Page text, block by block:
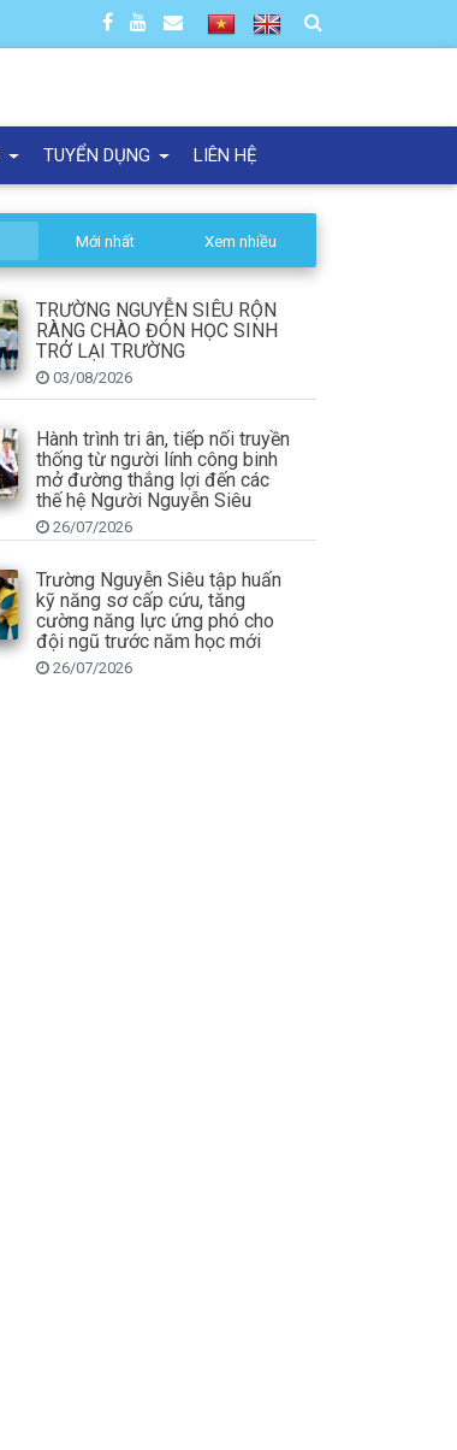
TUYỂN DỤNG LIÊN HỆ
Mới nhất Xem nhiều
TRƯỜNG NGUYỄN SIÊU RỘN
RÀNG CHÀO ĐÓN HỌC SINH
TRỞ LẠI TRƯỜNG
03/08/2026
Hành trình tri ân, tiếp nối truyền
thống từ người lính công binh
mở đường thắng lợi đến các
thế hệ Người Nguyễn Siêu
26/07/2026
Trường Nguyễn Siêu tập huấn
kỹ năng sơ cấp cứu, tăng
cường năng lực ứng phó cho
đội ngũ trước năm học mới
26/07/2026